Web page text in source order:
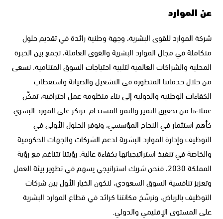
عن الموارد
شركة الموارد للقوى البشرية، وجهة وطنية رائدة في تقديم حلول
متكاملة في مجال الموارد البشرية والقوى العاملة، تجمع بين الخبرة
المحلية والشراكات العالمية لتلبية احتياجات السوق المتنامية. نسعى
من خلال خدماتنا المتطورة في التشغيل والصيانة واستقطاب
الكفاءات الوطنية والدولية إلى بناء منظومة عمل احترافية، تمكّن
عملاءنا من تحقيق التميز والنمو المستدام. نرتكز على المورد البشري
كأهم استثمار في النجاح المؤسسي، ونوفر الحلول الأولى في
التوظيف وإدارة الموارد البشرية لدعم الشركات والجهات الحكومية
والخاصة في تنفيذ استراتيجياتها بكفاءة عالية. رؤيتنا تتناغم مع رؤية
المملكة 2030، فنحن شريك استراتيجي يسهم في تطوير بيئة العمل
وتعزيز تنافسية السوق السعودي، لنكون الخيار الأول بين شركات
التوظيف بالرياض، ونرسّخ مكانتنا كرائد في قطاع الموارد البشرية
على المستوى الإقليمي والدولي.